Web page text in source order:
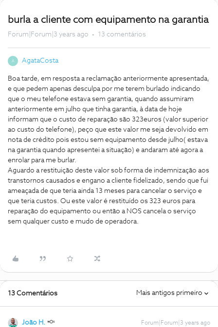
burla a cliente com equipamento na garantia
Forum|Forum|3 years ago 13 comentários
A AgataCosta
Boa tarde, em resposta a reclamação anteriormente apresentada,
e que pedem apenas desculpa por me terem burlado indicando
que o meu telefone estava sem garantia, quando assumiram
anteriormente em julho que tinha garantia, à data de hoje
informam que o custo de reparação são 323euros (valor superior
ao custo do telefone), peço que este valor me seja devolvido em
nota de crédito pois estou sem equipamento desde julho( estava
na garantia quando apresentei a situação) e andaram até agora a
enrolar para me burlar.
Aguardo a restituição deste valor sob forma de indemnização aos
transtornos causados e engano a cliente fidelizado, sendo que fui
ameaçada de que teria ainda 13 meses para cancelar o serviço e
que teria custos. Ou este valor é restituído os 323 euros para
reparação do equipamento ou então a NOS cancela o serviço
sem qualquer custo e mudo de operadora.
13 Comentários Mais antigos primeiro
João H. Forum|Forum|3 years ago